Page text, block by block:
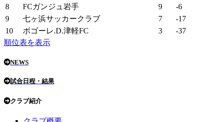
8
FCガンジュ岩手 9
-6
9
七ヶ浜サッカークラブ 7
-17
10
ボゴーレ.D.津軽FC 3
-37
順位表を表示
NEWS
試合日程・結果
クラブ紹介